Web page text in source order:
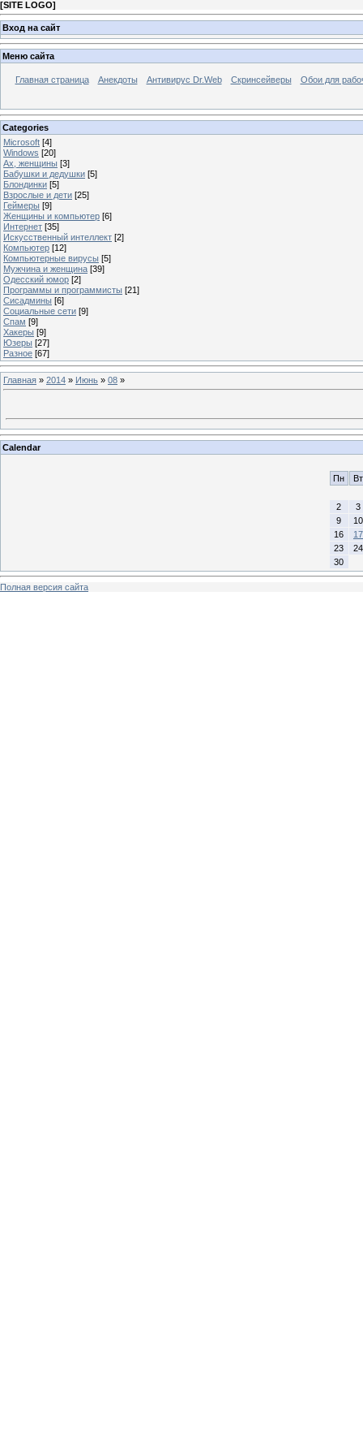
[SITE LOGO]
Вход на сайт
Меню сайта
Главная страница Анекдоты Антивирус Dr.Web Скринсейверы Обои для
Categories
Microsoft [4]
Windows [20]
Ах, женщины [3]
Бабушки и дедушки [5]
Блондинки [5]
Взрослые и дети [25]
Геймеры [9]
Женщины и компьютер [6]
Интернет [35]
Искусственный интеллект [2]
Компьютер [12]
Компьютерные вирусы [5]
Мужчина и женщина [39]
Одесский юмор [2]
Программы и программисты [21]
Сисадмины [6]
Социальные сети [9]
Спам [9]
Хакеры [9]
Юзеры [27]
Разное [67]
Главная » 2014 » Июнь » 08 »
Calendar
Пн Вт
2
3
9
10
16
17
23
24
30
Полная версия сайта